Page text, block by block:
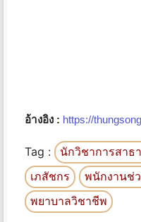
อ้างอิง : https://
Tag : นักวิชาการสาธ
เภสัชกร
พนักงานช่
พยาบาลวิชาชีพ